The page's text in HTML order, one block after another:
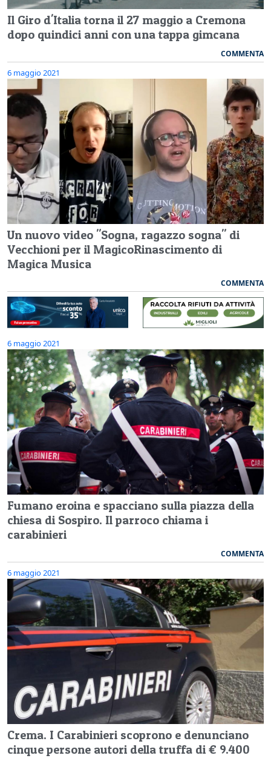
Il Giro d'Italia torna il 27 maggio a Cremona
dopo quindici anni con una tappa gimcana
COMMENTA
6 maggio 2021
Un nuovo video "Sogna, ragazzo sogna" di
Vecchioni per il MagicoRinascimento di
Magica Musica
COMMENTA
6 maggio 2021
Fumano eroina e spacciano sulla piazza della
chiesa di Sospiro. Il parroco chiama i
carabinieri
COMMENTA
6 maggio 2021
Crema. I Carabinieri scoprono e denunciano
cinque persone autori della truffa di € 9.400